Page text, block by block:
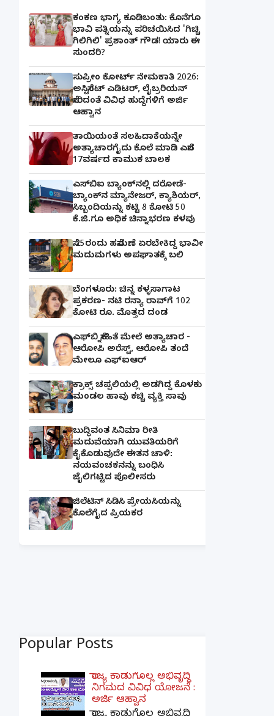
ಕಂಕಣ ಭಾಗ್ಯ ಕೂಡಿಬಂತು: ಕೊನೆಗೂ
ಭಾವಿ ಪತ್ನಿಯನ್ನು ಪರಿಚಯಿಸಿದ 'ಗಿಚ್ಚಿ
ಗಿಲಿಗಿಲಿ' ಪ್ರಶಾಂತ್ ಗೌಡ! ಯಾರು ಈ
ಸುಂದರಿ?
ಸುಪ್ರೀಂ ಕೋರ್ಟ್ ನೇಮಕಾತಿ 2026:
ಅಸಿಸ್ಟೆಂಟ್ ಎಡಿಟರ್, ಲೈಬ್ರರಿಯನ್
ಸೇರಿದಂತೆ ವಿವಿಧ ಹುದ್ದೆಗಳಿಗೆ ಅರ್ಜಿ
ಆಹ್ವಾನ
ತಾಯಿಯಂತೆ ಸಲಹಿದಾಕೆಯನ್ನೇ
ಅತ್ಯಾಚಾರಗೈದು ಕೊಲೆ ಮಾಡಿ ಎಸೆದ
17ವರ್ಷದ ಕಾಮುಕ ಬಾಲಕ
ಎಸ್‌ಬಿಐ ಬ್ಯಾಂಕ್‌ನಲ್ಲಿ‌ ದರೋಡೆ-
ಬ್ಯಾಂಕ್​ನ ಮ್ಯಾನೇಜರ್‌, ಕ್ಯಾಶಿಯರ್‌,
ಸಿಬ್ಬಂದಿಯನ್ನು ಕಟ್ಟಿ 8 ಕೋಟಿ 50
ಕೆ.ಜಿ.ಗೂ ಅಧಿಕ ಚಿನ್ನಾಭರಣ ಕಳವು
ಸೆ.25ರಂದು ಹಸೆಮಣೆ ಏರಬೇಕಿದ್ದ ಭಾವೀ
ಮದುಮಗಳು ಅಪಘಾತಕ್ಕೆ ಬಲಿ
ಬೆಂಗಳೂರು: ಚಿನ್ನ ಕಳ್ಳಸಾಗಾಟ
ಪ್ರಕರಣ- ನಟಿ ರನ್ಯಾ ರಾವ್‌ಗೆ 102
ಕೋಟಿ ರೂ. ಮೊತ್ತದ ದಂಡ
ಎಫ್‌ಬಿ ಸ್ನೇಹಿತೆ ಮೇಲೆ ಅತ್ಯಾಚಾರ -
ಆರೋಪಿ ಅರೆಸ್ಟ್, ಆರೋಪಿ ತಂದೆ
ಮೇಲೂ ಎಫ್ಐಆರ್
ಕ್ರಾಕ್ಸ್ ಚಪ್ಪಲಿಯಲ್ಲಿ ಅಡಗಿದ್ದ ಕೊಳಕು
ಮಂಡಲ ಹಾವು ಕಚ್ಚಿ ವ್ಯಕ್ತಿ ಸಾವು
ಬುದ್ಧಿವಂತ ಸಿನಿಮಾ ರೀತಿ
ಮದುವೆಯಾಗಿ ಯುವತಿಯರಿಗೆ
ಕೈಕೊಡುವುದೇ ಈತನ ಚಾಳಿ:
ನಯವಂಚಕನನ್ನು ಬಂಧಿಸಿ
ಜೈಲಿಗಟ್ಟಿದ ಪೊಲೀಸರು
ಜಿಲೆಟಿನ್ ಸಿಡಿಸಿ ಪ್ರೇಯಸಿಯನ್ನು
ಕೊಲೆಗೈದ ಪ್ರಿಯಕರ
Popular Posts
ರಾಜ್ಯ ಕಾಡುಗೊಲ್ಲ ಅಭಿವೃದ್ಧಿ
ನಿಗಮದ ವಿವಿಧ ಯೋಜನೆ :
ಅರ್ಜಿ ಆಹ್ವಾನ